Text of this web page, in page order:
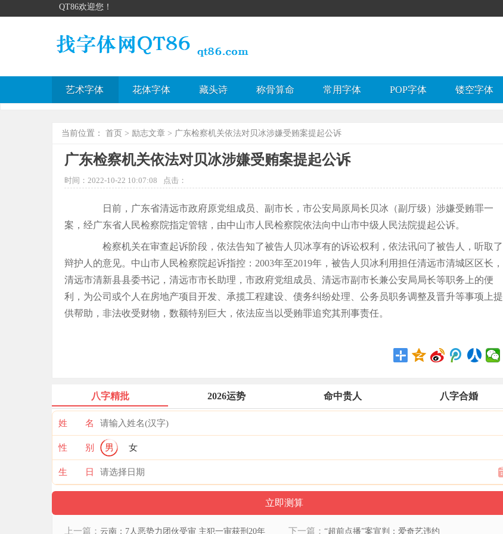
QT86欢迎您！
艺术字体 花体字体 藏头诗 称骨算命 常用字体 POP字体 镂空字体
当前位置： 首页 > 励志文章 > 广东检察机关依法对贝冰涉嫌受贿案提起公诉
广东检察机关依法对贝冰涉嫌受贿案提起公诉
时间：2022-10-22 10:07:08 点击：
日前，广东省清远市政府原党组成员、副市长，市公安局原局长贝冰（副厅级）涉嫌受贿罪一
案，经广东省人民检察院指定管辖，由中山市人民检察院依法向中山市中级人民法院提起公诉。
检察机关在审查起诉阶段，依法告知了被告人贝冰享有的诉讼权利，依法讯问了被告人，听取了
辩护人的意见。中山市人民检察院起诉指控：2003年至2019年，被告人贝冰利用担任清远市清城区区长，
清远市清新县县委书记，清远市市长助理，市政府党组成员、清远市副市长兼公安局局长等职务上的便
利，为公司或个人在房地产项目开发、承揽工程建设、债务纠纷处理、公务员职务调整及晋升等事项上提
供帮助，非法收受财物，数额特别巨大，依法应当以受贿罪追究其刑事责任。
八字精批 2026运势 命中贵人 八字合婚
姓 名
性 别 男 女
生 日
上一篇： 云南：7人恶势力团伙受审 主犯一审获刑20年 下一篇：“超前点播”案宣判：爱奇艺违约